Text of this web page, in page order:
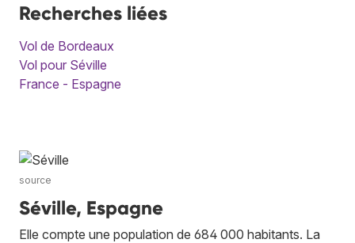
Recherches liées
Vol de Bordeaux
Vol pour Séville
France - Espagne
source
Séville, Espagne
Elle compte une population de 684 000 habitants. La